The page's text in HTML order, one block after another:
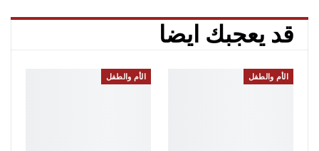
قد يعجبك ايضا
الأم والطفل الأم والطفل